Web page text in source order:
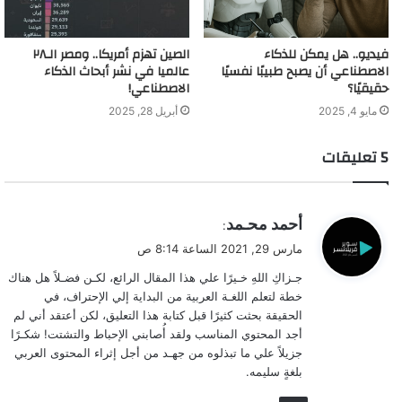
كاتب محتوى عربيًا محترفًا لا يجيد اللغة العربية؟ بالتأكيد لا!
وبعد إتقانك مهارات تعلم المحتوى، ستتمكن من العمل في
مؤسسات كبرى، فكلّما تعلّمت سريعًا وأتقنت اللغة العربية
أسرع، كانت فرصتك أقرب.
3. كاتب محتوى حر
فيديو.. هل يمكن للذكاء
الاصطناعي أن يصبح طبيبًا نفسيًا
حقيقيًا؟
مايو 4, 2025
الصين تهزم أمريكا.. ومصر الـ٢٨
عالميا في نشر أبحاث الذكاء
الاصطناعي!
أبريل 28, 2025
‫5 تعليقات
ي
ل
أحمد محـمد:
مارس 29, 2021 الساعة 8:14 ص
جـزاكِ اللهِ خـيرًا علي هذا المقال الرائع، لكـن فضـلاً هل هناك
خطة لتعلم اللغـة العربية من البداية إلي الإحتراف، في
الحقيقة بحثت كثيرًا قبل كتابة هذا التعليق، لكن أعتقد أني لم
أجد المحتوي المناسب ولقد أُصابني الإحباط والتشتت! شكـرًا
جزيلاً علي ما تبذلوه من جهـد من أجل إثراء المحتوى العربي
بلغةٍ سليمه.